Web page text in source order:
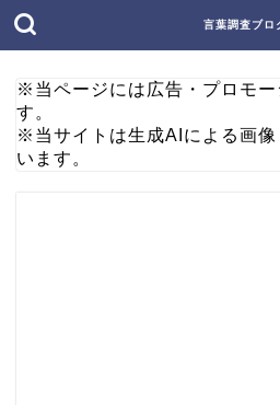
言葉調査ブロ
※当ページには広告・プロモー
す。
※当サイトは生成AIによる画像
います。